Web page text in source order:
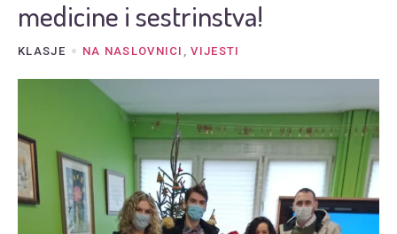
medicine i sestrinstva!
KLASJE NA NASLOVNICI ,VIJESTI